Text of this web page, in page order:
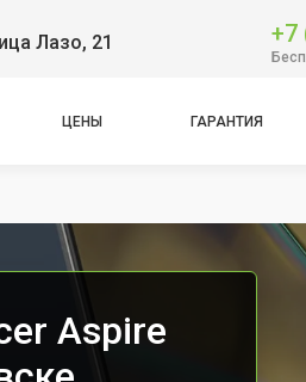
Лазо, 21 +7
ЦЕНЫ ГАРАНТИЯ
Aspire